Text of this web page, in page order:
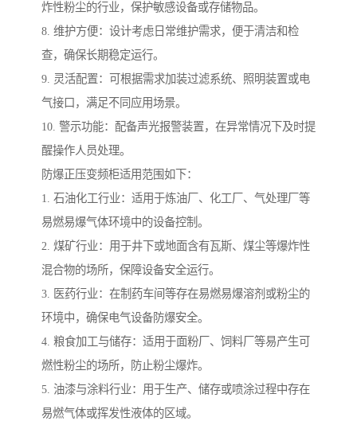
炸性粉尘的行业，保护敏感设备或存储物品。
8. 维护方便：设计考虑日常维护需求，便于清洁和检
查，确保长期稳定运行。
9. 灵活配置：可根据需求加装过滤系统、照明装置或电
气接口，满足不同应用场景。
10. 警示功能：配备声光报警装置，在异常情况下及时提
醒操作人员处理。
防爆正压变频柜适用范围如下：
1. 石油化工行业：适用于炼油厂、化工厂、气处理厂等
易燃易爆气体环境中的设备控制。
2. 煤矿行业：用于井下或地面含有瓦斯、煤尘等爆炸性
混合物的场所，保障设备安全运行。
3. 医药行业：在制药车间等存在易燃易爆溶剂或粉尘的
环境中，确保电气设备防爆安全。
4. 粮食加工与储存：适用于面粉厂、饲料厂等易产生可
燃性粉尘的场所，防止粉尘爆炸。
5. 油漆与涂料行业：用于生产、储存或喷涂过程中存在
易燃气体或挥发性液体的区域。